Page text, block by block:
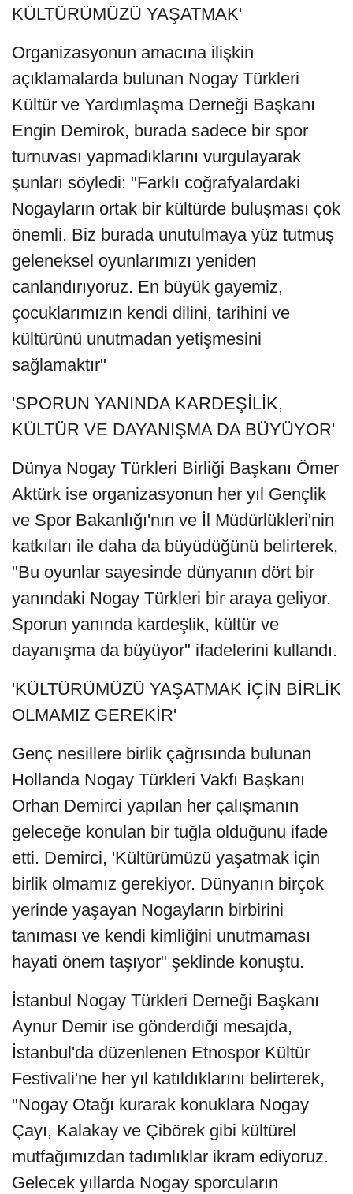
KÜLTÜRÜMÜZÜ YAŞATMAK'
Organizasyonun amacına ilişkin
açıklamalarda bulunan Nogay Türkleri
Kültür ve Yardımlaşma Derneği Başkanı
Engin Demirok, burada sadece bir spor
turnuvası yapmadıklarını vurgulayarak
şunları söyledi: "Farklı coğrafyalardaki
Nogayların ortak bir kültürde buluşması çok
önemli. Biz burada unutulmaya yüz tutmuş
geleneksel oyunlarımızı yeniden
canlandırıyoruz. En büyük gayemiz,
çocuklarımızın kendi dilini, tarihini ve
kültürünü unutmadan yetişmesini
sağlamaktır"
'SPORUN YANINDA KARDEŞİLİK,
KÜLTÜR VE DAYANIŞMA DA BÜYÜYOR'
Dünya Nogay Türkleri Birliği Başkanı Ömer
Aktürk ise organizasyonun her yıl Gençlik
ve Spor Bakanlığı'nın ve İl Müdürlükleri'nin
katkıları ile daha da büyüdüğünü belirterek,
"Bu oyunlar sayesinde dünyanın dört bir
yanındaki Nogay Türkleri bir araya geliyor.
Sporun yanında kardeşlik, kültür ve
dayanışma da büyüyor" ifadelerini kullandı.
'KÜLTÜRÜMÜZÜ YAŞATMAK İÇİN BİRLİK
OLMAMIZ GEREKİR'
Genç nesillere birlik çağrısında bulunan
Hollanda Nogay Türkleri Vakfı Başkanı
Orhan Demirci yapılan her çalışmanın
geleceğe konulan bir tuğla olduğunu ifade
etti. Demirci, 'Kültürümüzü yaşatmak için
birlik olmamız gerekiyor. Dünyanın birçok
yerinde yaşayan Nogayların birbirini
tanıması ve kendi kimliğini unutmaması
hayati önem taşıyor" şeklinde konuştu.
İstanbul Nogay Türkleri Derneği Başkanı
Aynur Demir ise gönderdiği mesajda,
İstanbul'da düzenlenen Etnospor Kültür
Festivali'ne her yıl katıldıklarını belirterek,
"Nogay Otağı kurarak konuklara Nogay
Çayı, Kalakay ve Çibörek gibi kültürel
mutfağımızdan tadımlıklar ikram ediyoruz.
Gelecek yıllarda Nogay sporcuların